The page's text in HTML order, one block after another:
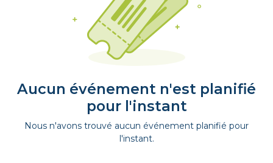
Aucun événement n'est planifié
pour l'instant
Nous n'avons trouvé aucun événement planifié pour
l'instant.